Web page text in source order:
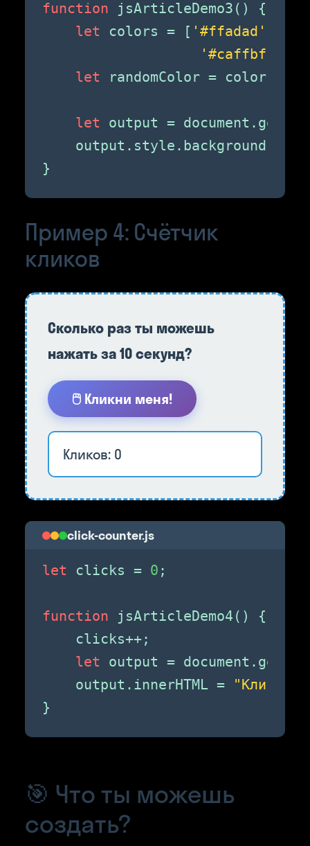
function jsArticleDemo3() {
let colors = [ '#ffadad'
'#caffbf'
let randomColor =
let output =
output.style.background =
}
Пример 4: Счётчик
кликов
Сколько раз ты можешь
нажать за 10 секунд?
🖱️ Кликни меня!
Кликов: 0
click-counter.js
let clicks = 0 ;
function jsArticleDemo4() {
    clicks++;
let output =
    output.innerHTML =
"Кликов:
}
🎯 Что ты можешь
создать?